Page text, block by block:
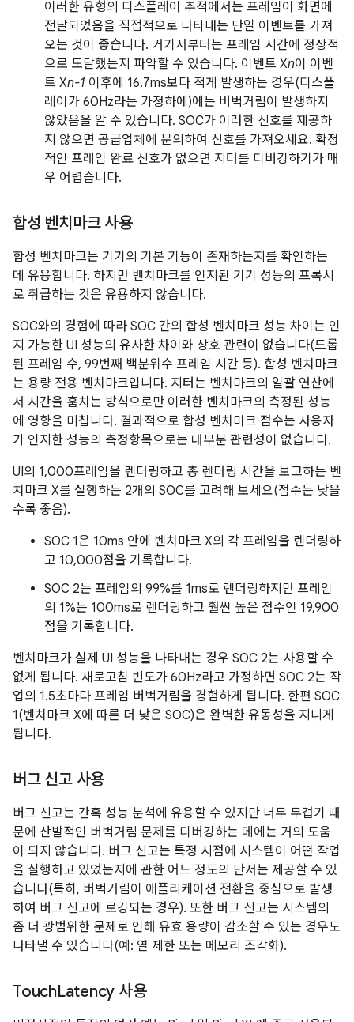
이러한 유형의 디스플레이 추적에서는 프레임이 화면에
전달되었음을 직접적으로 나타내는 단일 이벤트를 가져
오는 것이 좋습니다. 거기서부터는 프레임 시간에 정상적
으로 도달했는지 파악할 수 있습니다. 이벤트 Xn이 이벤
트 Xn-1 이후에 16.7ms보다 적게 발생하는 경우(디스플
레이가 60Hz라는 가정하에)에는 버벅거림이 발생하지
않았음을 알 수 있습니다. SOC가 이러한 신호를 제공하
지 않으면 공급업체에 문의하여 신호를 가져오세요. 확정
적인 프레임 완료 신호가 없으면 지터를 디버깅하기가 매
우 어렵습니다.
합성 벤치마크 사용
합성 벤치마크는 기기의 기본 기능이 존재하는지를 확인하는
데 유용합니다. 하지만 벤치마크를 인지된 기기 성능의 프록시
로 취급하는 것은 유용하지 않습니다.
SOC와의 경험에 따라 SOC 간의 합성 벤치마크 성능 차이는 인
지 가능한 UI 성능의 유사한 차이와 상호 관련이 없습니다(드롭
된 프레임 수, 99번째 백분위수 프레임 시간 등). 합성 벤치마크
는 용량 전용 벤치마크입니다. 지터는 벤치마크의 일괄 연산에
서 시간을 훔치는 방식으로만 이러한 벤치마크의 측정된 성능
에 영향을 미칩니다. 결과적으로 합성 벤치마크 점수는 사용자
가 인지한 성능의 측정항목으로는 대부분 관련성이 없습니다.
UI의 1,000프레임을 렌더링하고 총 렌더링 시간을 보고하는 벤
치마크 X를 실행하는 2개의 SOC를 고려해 보세요(점수는 낮을
수록 좋음).
SOC 1은 10ms 안에 벤치마크 X의 각 프레임을 렌더링하
고 10,000점을 기록합니다.
SOC 2는 프레임의 99%를 1ms로 렌더링하지만 프레임
의 1%는 100ms로 렌더링하고 훨씬 높은 점수인 19,900
점을 기록합니다.
벤치마크가 실제 UI 성능을 나타내는 경우 SOC 2는 사용할 수
없게 됩니다. 새로고침 빈도가 60Hz라고 가정하면 SOC 2는 작
업의 1.5초마다 프레임 버벅거림을 경험하게 됩니다. 한편 SOC
1(벤치마크 X에 따른 더 낮은 SOC)은 완벽한 유동성을 지니게
됩니다.
버그 신고 사용
버그 신고는 간혹 성능 분석에 유용할 수 있지만 너무 무겁기 때
문에 산발적인 버벅거림 문제를 디버깅하는 데에는 거의 도움
이 되지 않습니다. 버그 신고는 특정 시점에 시스템이 어떤 작업
을 실행하고 있었는지에 관한 어느 정도의 단서는 제공할 수 있
습니다(특히, 버벅거림이 애플리케이션 전환을 중심으로 발생
하여 버그 신고에 로깅되는 경우). 또한 버그 신고는 시스템의
좀 더 광범위한 문제로 인해 유효 용량이 감소할 수 있는 경우도
나타낼 수 있습니다(예: 열 제한 또는 메모리 조각화).
TouchLatency 사용